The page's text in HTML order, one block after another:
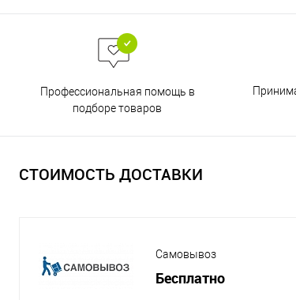
Профессиональная помощь в
подборе товаров
СТОИМОСТЬ ДОСТАВКИ
Самовывоз
Бесплатно